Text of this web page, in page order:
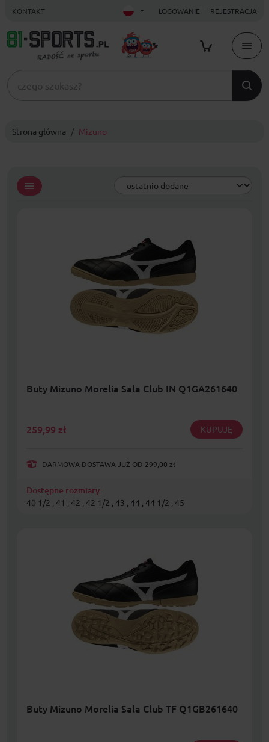
KONTAKT LOGOWANIE REJESTRACJA
Strona główna Mizuno
Buty Mizuno Morelia Sala Club IN Q1GA261640
259,99 zł KUPUJĘ
DARMOWA DOSTAWA JUŻ OD 299,00 zł
Dostępne rozmiary:
40 1/2 , 41 , 42 , 42 1/2 , 43 , 44 , 44 1/2 , 45
Buty Mizuno Morelia Sala Club TF Q1GB261640